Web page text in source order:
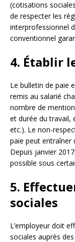
(cotisations
de respecter les
interprofessionnel
conventionnel
4. Établir
Le bulletin de paie
remis au salarié
nombre de
et durée du travail,
etc.). Le non-
paie peut entraîner
Depuis janvier
possible sous
5.
sociales
L’employeur doit
sociales auprès